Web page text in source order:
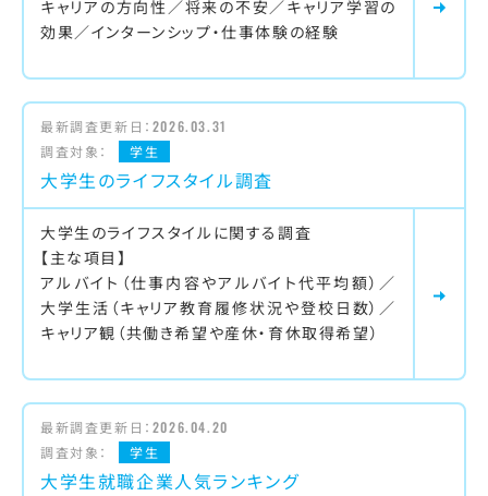
キャリアの方向性／将来の不安／キャリア学習の
効果／インターンシップ・仕事体験の経験
最新調査更新日： 2026.03.31
調査対象：
学生
大学生のライフスタイル調査
大学生のライフスタイルに関する調査
【主な項目】
アルバイト（仕事内容やアルバイト代平均額）／
大学生活（キャリア教育履修状況や登校日数）／
キャリア観（共働き希望や産休・育休取得希望）
最新調査更新日： 2026.04.20
調査対象：
学生
大学生就職企業人気ランキング